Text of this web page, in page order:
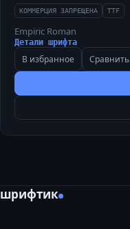
КОММЕРЦИЯ ЗАПРЕЩЕНА TTF
Empiric Roman
Детали шрифта
В избранное Сравнить
шрифтик